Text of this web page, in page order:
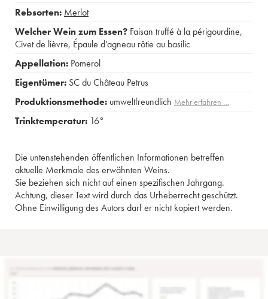
Rebsorten: Merlot
Welcher Wein zum Essen? Faisan truffé à la périgourdine,
Civet de lièvre, Épaule d'agneau rôtie au basilic
Appellation: Pomerol
Eigentümer: SC du Château Petrus
Produktionsmethode: umweltfreundlich Mehr erfahren …
Trinktemperatur: 16°
Die untenstehenden öffentlichen Informationen betreffen
aktuelle Merkmale des erwähnten Weins.
Sie beziehen sich nicht auf einen spezifischen Jahrgang.
Achtung, dieser Text wird durch das Urheberrecht geschützt.
Ohne Einwilligung des Autors darf er nicht kopiert werden.